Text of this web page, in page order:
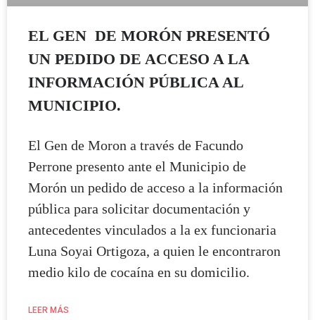
EL GEN DE MORÓN PRESENTÓ
UN PEDIDO DE ACCESO A LA
INFORMACIÓN PÚBLICA AL
MUNICIPIO.
El Gen de Moron a través de Facundo
Perrone presento ante el Municipio de
Morón un pedido de acceso a la información
pública para solicitar documentación y
antecedentes vinculados a la ex funcionaria
Luna Soyai Ortigoza, a quien le encontraron
medio kilo de cocaína en su domicilio.
LEER MÁS